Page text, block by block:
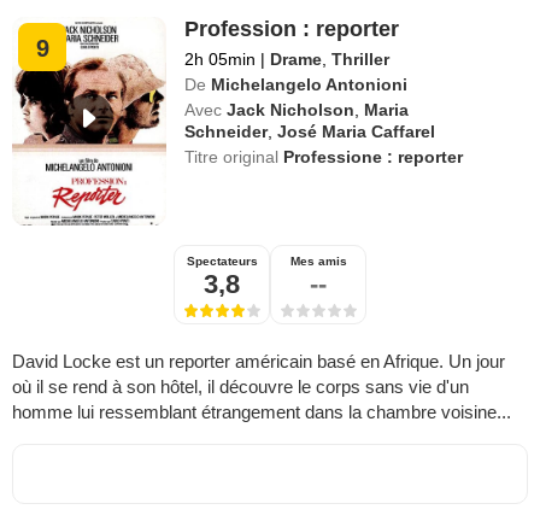
9
Profession : reporter
2h 05min | Drame ,Thriller
De Michelangelo Antonioni
Avec Jack Nicholson
Maria
Schneider,José Maria Caffarel
Titre original Professione : reporter
Spectateurs
3,8
Mes amis
--
David Locke est un reporter américain basé en Afrique. Un jour
où il se rend à son hôtel, il découvre le corps sans vie d'un
homme lui ressemblant étrangement dans la chambre voisine...